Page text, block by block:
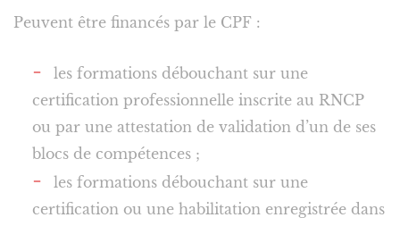
Peuvent être financés par le CPF :
les formations débouchant sur une
certification professionnelle inscrite au RNCP
ou par une attestation de validation d’un de ses
blocs de compétences ;
les formations débouchant sur une
certification ou une habilitation enregistrée dans